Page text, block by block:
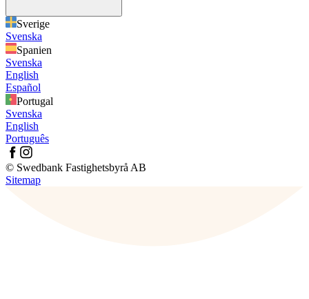
Sverige
Svenska
Spanien
Svenska
English
Español
Portugal
Svenska
English
Português
© Swedbank Fastighetsbyrå AB
Sitemap